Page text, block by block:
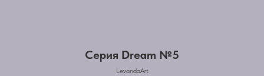
Серия Dream №5
LevandaArt